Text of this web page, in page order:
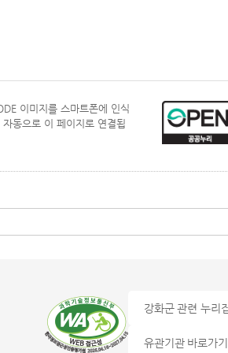
이미지를 스마트폰에 인식
자동으로 이 페이지로 연결됩
강화군 관련 누리
유관기관 바로가기